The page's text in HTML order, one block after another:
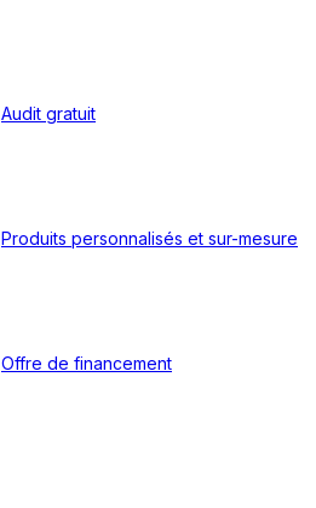
Audit gratuit
Produits personnalisés et sur-mesure
Offre de financement